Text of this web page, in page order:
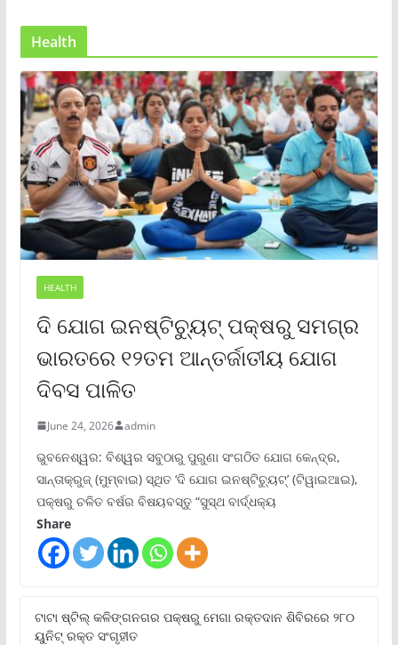
Health
HEALTH
ଦି ଯୋଗ ଇନଷ୍ଟିଚ୍ୟୁଟ୍ ପକ୍ଷରୁ ସମଗ୍ର
ଭାରତରେ ୧୨ତମ ଆନ୍ତର୍ଜାତୀୟ ଯୋଗ
ଦିବସ ପାଳିତ
June 24, 2026 admin
ଭୁବନେଶ୍ୱର: ବିଶ୍ୱର ସବୁଠାରୁ ପୁରୁଣା ସଂଗଠିତ ଯୋଗ କେନ୍ଦ୍ର,
ସାନ୍ତାକ୍ରୁଜ୍ (ମୁମ୍ବାଇ) ସ୍ଥିତ ‘ଦି ଯୋଗ ଇନଷ୍ଟିଚ୍ୟୁଟ୍‌’ (ଟିୱାଇଆଇ),
ପକ୍ଷରୁ ଚଳିତ ବର୍ଷର ବିଷୟବସ୍ତୁ “ସୁସ୍ଥ ବାର୍ଦ୍ଧକ୍ୟ
Share
ଟାଟା ଷ୍ଟିଲ୍‌ କଳିଙ୍ଗନଗର ପକ୍ଷରୁ ମେଗା ରକ୍ତଦାନ ଶିବିରରେ ୨୮୦
ୟୁନିଟ୍‌ ରକ୍ତ ସଂଗୃହୀତ